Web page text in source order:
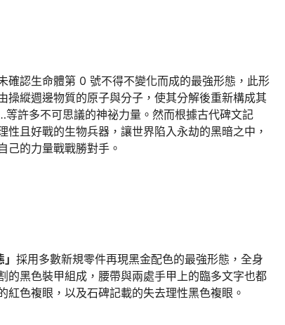
確認生命體第 0 號不得不變化而成的最強形態，此形
操縱週邊物質的原子與分子，使其分解後重新構成其
許多不可思議的神祕力量。然而根據古代碑文記
且好戰的生物兵器，讓世界陷入永劫的黑暗之中，
己的力量戰戰勝對手。
採用多數新規零件再現黑金配色的最強形態，全身
的黑色裝甲組成，腰帶與兩處手甲上的臨多文字也都
色複眼，以及石碑記載的失去理性黑色複眼。